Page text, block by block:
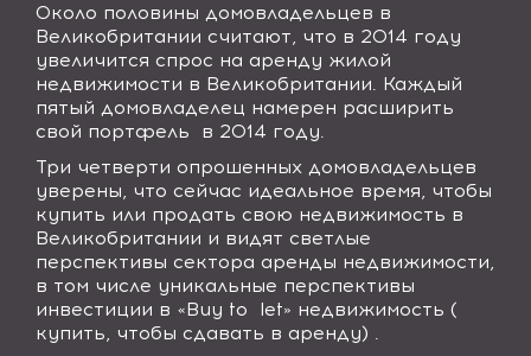
Около половины домовладельцев в
Великобритании считают, что в 2014 году
увеличится спрос на аренду жилой
недвижимости в Великобритании. Каждый
пятый домовладелец намерен расширить
свой портфель в 2014 году.
Три четверти опрошенных домовладельцев
уверены, что сейчас идеальное время, чтобы
купить или продать свою недвижимость в
Великобритании и видят светлые
перспективы сектора аренды недвижимости,
в том числе уникальные перспективы
инвестиции в «Buy to let» недвижимость (
купить, чтобы сдавать в аренду) .